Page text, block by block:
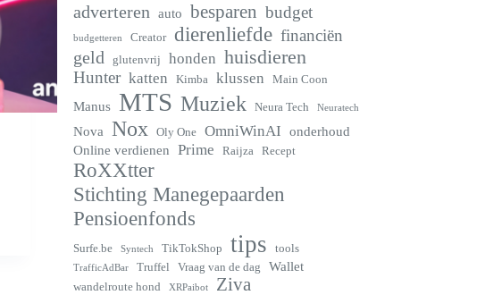
adverteren auto besparen budget
budgetteren Creator dierenliefde financiën
geld glutenvrij honden huisdieren
Hunter katten Kimba klussen Main Coon
Manus MTS Muziek Neura Tech Neuratech
Nova Nox Oly One OmniWinAI onderhoud
Online verdienen Prime Raijza Recept
RoXXtter
Stichting Manegepaarden
Pensioenfonds
Surfe.be Syntech TikTokShop tips tools
TrafficAdBar Truffel Vraag van de dag Wallet
wandelroute hond XRPaibot Ziva